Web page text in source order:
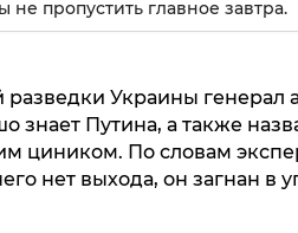
не пропустить главное завтра.
Украины генерал
знает Путина, а также
циником. По словам
нет выхода, он загнан в